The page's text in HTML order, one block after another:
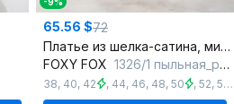
65.56 $72
Платье из шелка-сатина, миди, прилегающий силуэт, регулируемые бретели
FOXY FOX 1326/1 пыльная_роза
38, 40, 42 , 44, 46, 48, 50 , 52, 54